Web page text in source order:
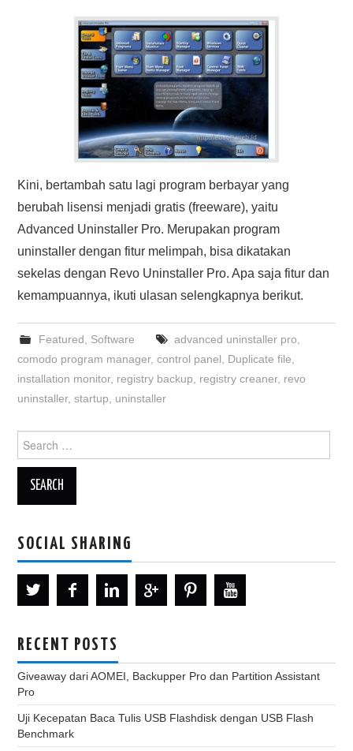
Kini, bertambah satu lagi program berbayar yang
berubah lisensi menjadi gratis (freeware), yaitu
Advanced Uninstaller Pro. Merupakan program
uninstaller dengan fitur melimpah, bisa dikatakan
sekelas dengan Revo Uninstaller Pro. Apa saja fitur dan
kemampuannya, ikuti ulasan selengkapnya berikut.
Featured Software advanced uninstaller pro
comodo program manager,control panel Duplicate file
installation monitor, registry backup registry creaner, revo
uninstaller,startup uninstaller
for:
SOCIAL SHARING
RECENT POSTS
Giveaway dari AOMEI, Backupper Pro dan Partition Assistant
Pro
Uji Kecepatan Baca Tulis USB Flashdisk dengan USB Flash
Benchmark